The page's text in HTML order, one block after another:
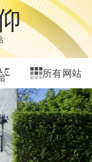
所有网站